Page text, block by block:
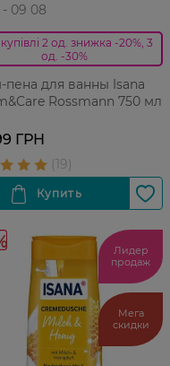
- 09 08
2 од. знижка -20%, 3
од. -30%
для ванны Isana
Rossmann 750 мл
ГРН
Лидер
продаж
Мега
скидки